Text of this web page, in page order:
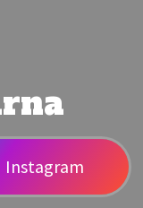
Instagram